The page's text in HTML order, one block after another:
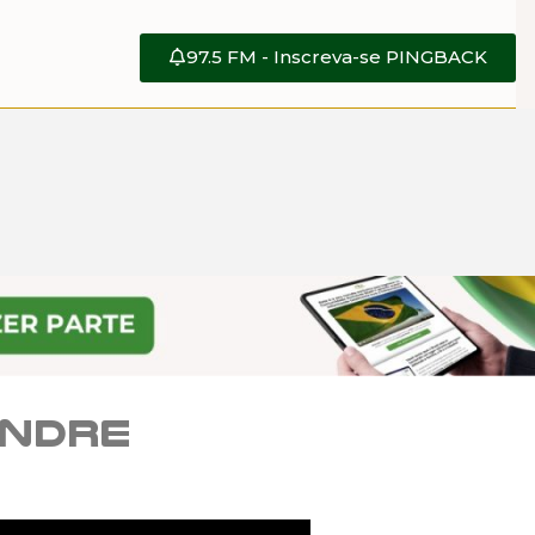
97.5 FM - Inscreva-se PINGBACK